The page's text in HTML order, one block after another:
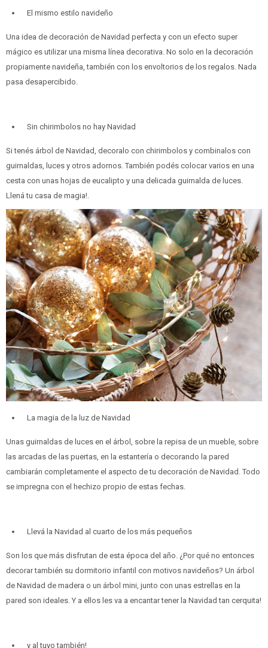
El mismo estilo navideño
Una idea de decoración de Navidad perfecta y con un efecto super
mágico es utilizar una misma línea decorativa. No solo en la decoración
propiamente navideña, también con los envoltorios de los regalos. Nada
pasa desapercibido.
Sin chirimbolos no hay Navidad
Si tenés árbol de Navidad, decoralo con chirimbolos y combinalos con
guirnaldas, luces y otros adornos. También podés colocar varios en una
cesta con unas hojas de eucalipto y una delicada guirnalda de luces.
Llená tu casa de magia!.
La magia de la luz de Navidad
Unas guirnaldas de luces en el árbol, sobre la repisa de un mueble, sobre
las arcadas de las puertas, en la estantería o decorando la pared
cambiarán completamente el aspecto de tu decoración de Navidad. Todo
se impregna con el hechizo propio de estas fechas.
Llevá la Navidad al cuarto de los más pequeños
Son los que más disfrutan de esta época del año. ¿Por qué no entonces
decorar también su dormitorio infantil con motivos navideños? Un árbol
de Navidad de madera o un árbol mini, junto con unas estrellas en la
pared son ideales. Y a ellos les va a encantar tener la Navidad tan cerquita!
y al tuyo también!